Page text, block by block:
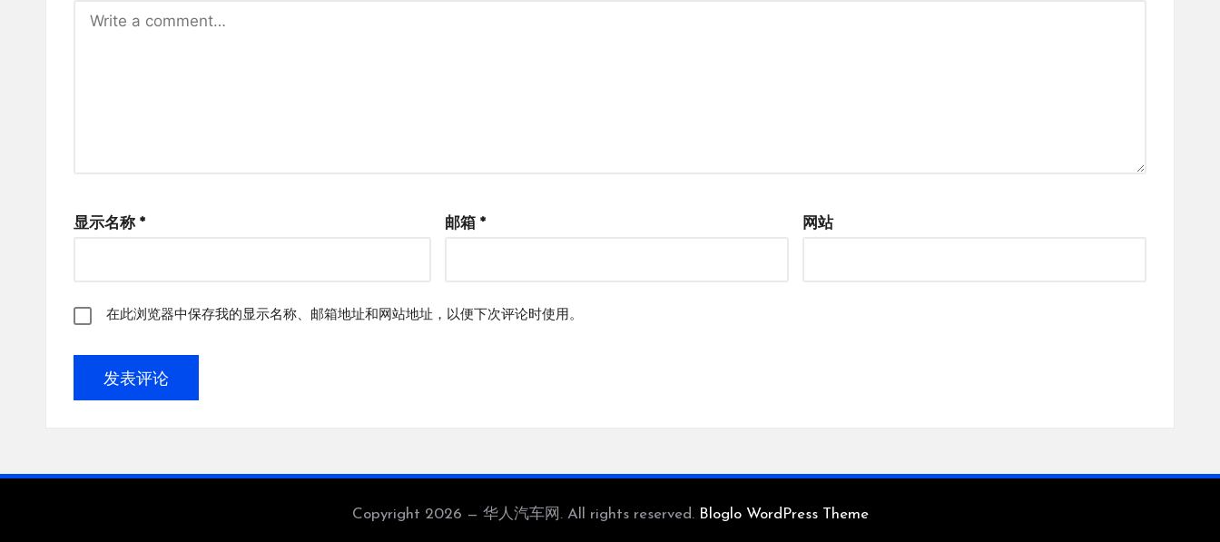
显示名称 * 邮箱 * 网站
在此浏览器中保存我的显示名称、邮箱地址和网站地址，以便下次评论时使用。
Copyright 2026 — 华人汽车网. All rights reserved. Bloglo WordPress Theme